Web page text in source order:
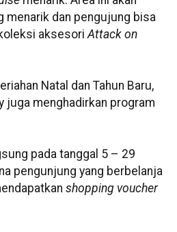
menarik dan pengujung bisa
aksesoriAttack on
Natal dan Tahun Baru,
juga menghadirkan program
pada tanggal 5 – 29
pengunjung yang berbelanja
shopping voucher